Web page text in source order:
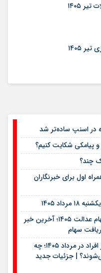
۱۴۰۵
در اسنپ ساده‌تر شد
و پیامکی شکایت کنیم؟
چند؟
همراه اول برای خبرنگاران
۱۴۰۵
ثبت نام جاماندگان سهام عدالت ۱۴۰۵؛ آخرین خبر
سهام
قطع یارانه این گروه از افراد در مرداد ۱۴۰۵؛ چه
| جزئیات جدید